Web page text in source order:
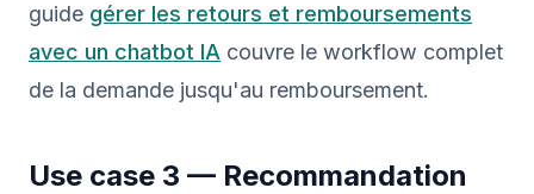
guide gérer les retours et remboursements
avec un chatbot IA couvre le workflow complet
de la demande jusqu'au remboursement.
Use case 3 — Recommandation